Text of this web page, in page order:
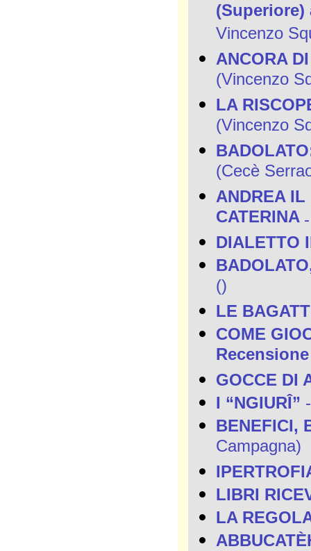
(Superiore)
Vincenzo
ANCORA
(Vincenzo
LA
(Vincenzo
(Cecè
ANDREA IL
CATERINA
DIALETTO
()
LE
COME
GOCCE DI
I “NGIURÎ”
BENEFICI,
Campagna)
LIBRI
LA